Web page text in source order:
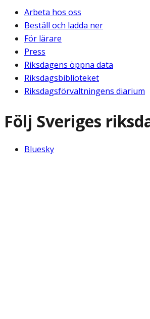
Arbeta hos oss
Beställ och ladda ner
För lärare
Press
Riksdagens öppna data
Riksdagsbiblioteket
Riksdagsförvaltningens diarium
Följ Sveriges
Bluesky